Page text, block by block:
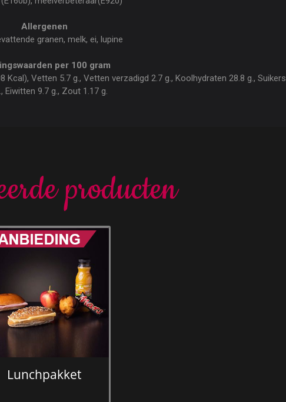
Allergenen
granen, melk, ei, lupine
per 100 gram
Vetten 5.7 g., Vetten verzadigd 2.7 g., Koolhydraten 28.8 g., Suikers
Eiwitten 9.7 g., Zout 1.17 g.
producten
Lunchpakket